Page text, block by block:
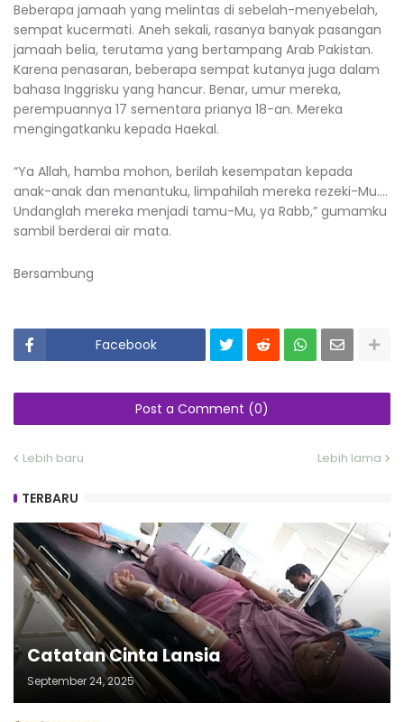
Beberapa jamaah yang melintas di sebelah-menyebelah,
sempat kucermati. Aneh sekali, rasanya banyak pasangan
jamaah belia, terutama yang bertampang Arab Pakistan.
Karena penasaran, beberapa sempat kutanya juga dalam
bahasa Inggrisku yang hancur. Benar, umur mereka,
perempuannya 17 sementara prianya 18-an. Mereka
mengingatkanku kepada Haekal.
“Ya Allah, hamba mohon, berilah kesempatan kepada
anak-anak dan menantuku, limpahilah mereka rezeki-Mu….
Undanglah mereka menjadi tamu-Mu, ya Rabb,” gumamku
sambil berderai air mata.
Bersambung
Facebook
Post a Comment (0)
Lebih baru Lebih lama
TERBARU
Catatan Cinta Lansia
September 24, 2025